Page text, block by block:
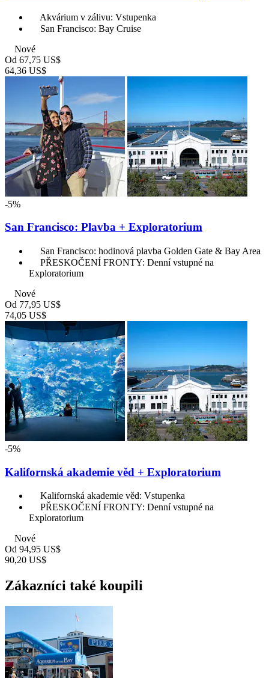
Akvárium v zálivu: Vstupenka
San Francisco: Bay Cruise
Nové
Od 67,75 US$
64,36 US$
-5%
San Francisco: Plavba + Exploratorium
San Francisco: hodinová plavba Golden Gate & Bay Area
PŘESKOČENÍ FRONTY: Denní vstupné na
Exploratorium
Nové
Od 77,95 US$
74,05 US$
-5%
Kalifornská akademie věd + Exploratorium
Kalifornská akademie věd: Vstupenka
PŘESKOČENÍ FRONTY: Denní vstupné na
Exploratorium
Nové
Od 94,95 US$
90,20 US$
Zákazníci také koupili